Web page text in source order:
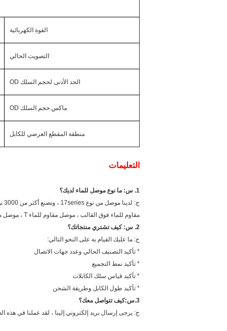
القوة الكهربائية
التصويت الحالي
الحد الأدنى لحجم السلك OD
ماكس حجم السلك OD
منطقة المقطع العرضي للكابل
التعليمات
1. س: ما نوع موصل للماء لديك؟
مقاوم للماء فوق القالب ، موصل مقاوم للماء T ، موصل مقاوم للماء مخصص.
2. س: كيف تشتري منتجاتك؟
ج: ما عليك القيام به على النحو التالي:
* تأكيد التصنيف الحالي وعدد جهات الاتصال
* تأكيد نمط التجميع
* تأكيد قياس سلك الكابلات
* تأكيد طول الكابل وطريقة الشحن
3. س:كيف تتواصل معك؟
ج: يرجى إرسال بريد إلكتروني إلينا ، لقد عملنا في هذه الصناعة لأكثر من 10 سنوات ، حتى نتمكن من التعرف على مشكلتك وحلها في وقت قصير. إذا كان